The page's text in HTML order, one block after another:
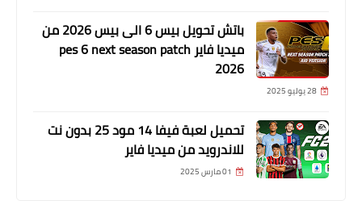
باتش تحويل بيس 6 الى بيس 2026 من
ميديا فاير pes 6 next season patch
2026
28 يوليو 2025
تحميل لعبة فيفا 14 مود 25 بدون نت
للاندرويد من ميديا فاير
01 مارس 2025